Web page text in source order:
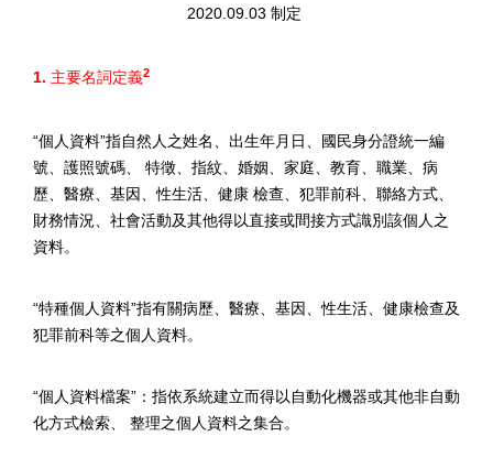
2020.09.03 制定
1. 主要名詞定義2
“個人資料”指自然人之姓名、出生年月日、國民身分證統一編
號、護照號碼、 特徵、指紋、婚姻、家庭、教育、職業、病
歷、醫療、基因、性生活、健康 檢查、犯罪前科、聯絡方式、
財務情況、社會活動及其他得以直接或間接方式識別該個人之
資料。
“特種個人資料”指有關病歷、醫療、基因、性生活、健康檢查及
犯罪前科等之個人資料。
“個人資料檔案” ：指依系統建立而得以自動化機器或其他非自動
化方式檢索、 整理之個人資料之集合。